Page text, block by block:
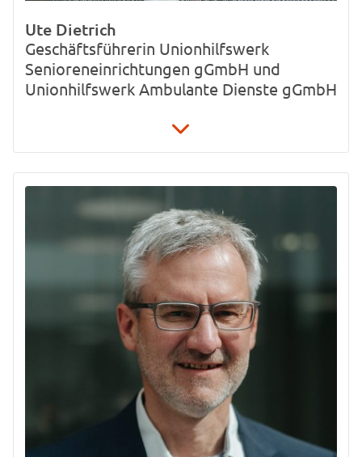
Ute Dietrich
Geschäftsführerin Unionhilfswerk
Senioreneinrichtungen gGmbH und
Unionhilfswerk Ambulante Dienste gGmbH
030 / 4 22 65-721
ute.dietrich@unionhilfswerk.de
Schwiebusser Straße 18
10965 Berlin